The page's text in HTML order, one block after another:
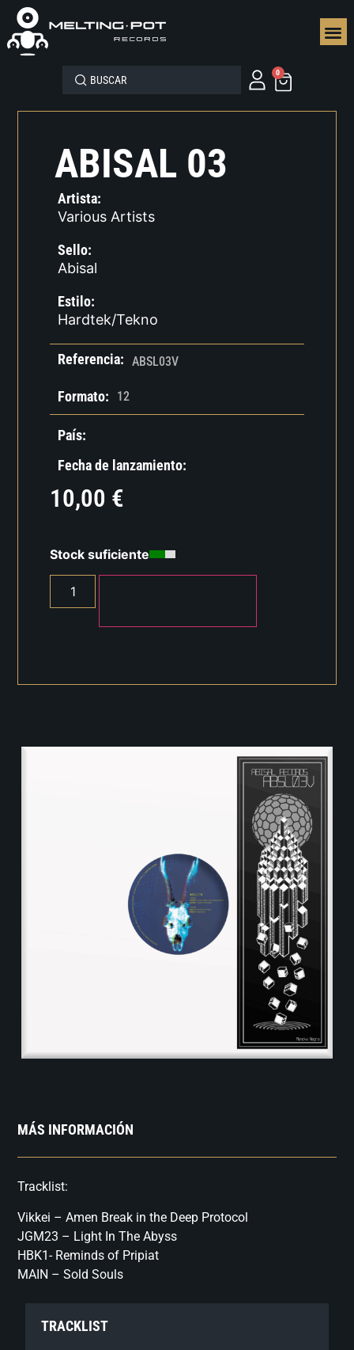
0
ABISAL 03
Artista:
Various Artists
Sello:
Abisal
Estilo:
Hardtek/Tekno
Referencia: ABSL03V
Formato: 12
País:
Fecha de lanzamiento:
10,00 €
Stock suficiente
MÁS INFORMACIÓN
Tracklist:
Vikkei – Amen Break in the Deep Protocol
JGM23 – Light In The Abyss
HBK1- Reminds of Pri­piat
MAIN – Sold Souls
TRACKLIST